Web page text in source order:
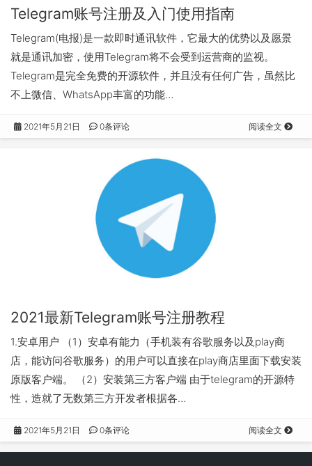
Telegram账号注册及入门使用指南
Telegram(电报)是一款即时通讯软件，它最大的优势以及愿景
就是通讯加密，使用Telegram将不会受到运营商的监视。
Telegram是完全免费的开源软件，并且没有任何广告，虽然比
不上微信、WhatsApp丰富的功能…
2021年5月21日 0条评论 阅读全文
2021最新Telegram账号注册教程
1.安卓用户 （1）安卓有能力（手机装有谷歌服务以及play商
店，能访问谷歌服务）的用户可以直接在play商店里面下载安装
原版客户端。 （2）安装第三方客户端 由于telegram的开源特
性，造就了无数第三方开发者根据各…
2021年5月21日 0条评论 阅读全文